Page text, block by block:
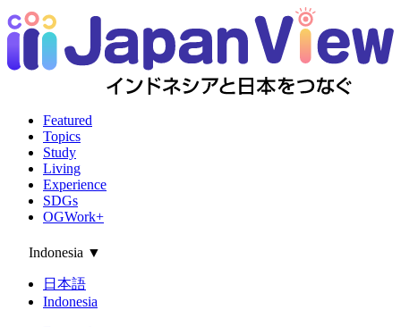
Featured
Topics
Study
Living
Experience
SDGs
OGWork+
Indonesia ▼
日本語
Indonesia